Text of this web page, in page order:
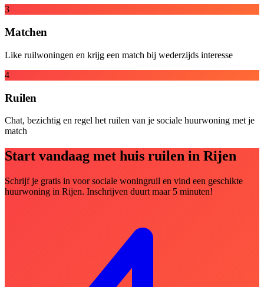
3
Matchen
Like ruilwoningen en krijg een match bij wederzijds interesse
4
Ruilen
Chat, bezichtig en regel het ruilen van je sociale huurwoning met je
match
Start vandaag met huis ruilen in Rijen
Schrijf je gratis in voor sociale woningruil en vind een geschikte
huurwoning in Rijen. Inschrijven duurt maar 5 minuten!